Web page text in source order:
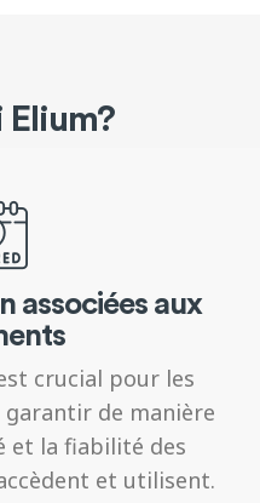
Elium?
associées aux
crucial pour les
de manière
et la fiabilité des
et utilisent.